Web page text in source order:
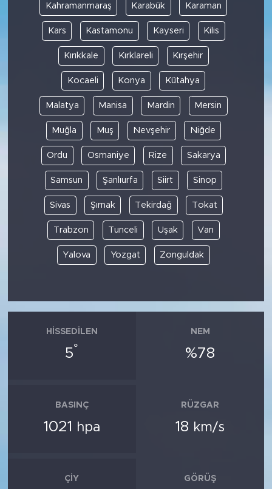
Kahramanmaraş Karabük Karaman
Kars Kastamonu Kayseri Kilis
Kırıkkale Kırklareli Kırşehir
Kocaeli Konya Kütahya
Malatya Manisa Mardin Mersin
Muğla Muş Nevşehir Niğde
Ordu Osmaniye Rize Sakarya
Samsun Şanlıurfa Siirt Sinop
Sivas Şırnak Tekirdağ Tokat
Trabzon Tunceli Uşak Van
Yalova Yozgat Zonguldak
HISSEDILEN
5°
NEM
%78
BASINÇ
1021 hpa
RÜZGAR
18 km/s
ÇIY GÖRÜŞ